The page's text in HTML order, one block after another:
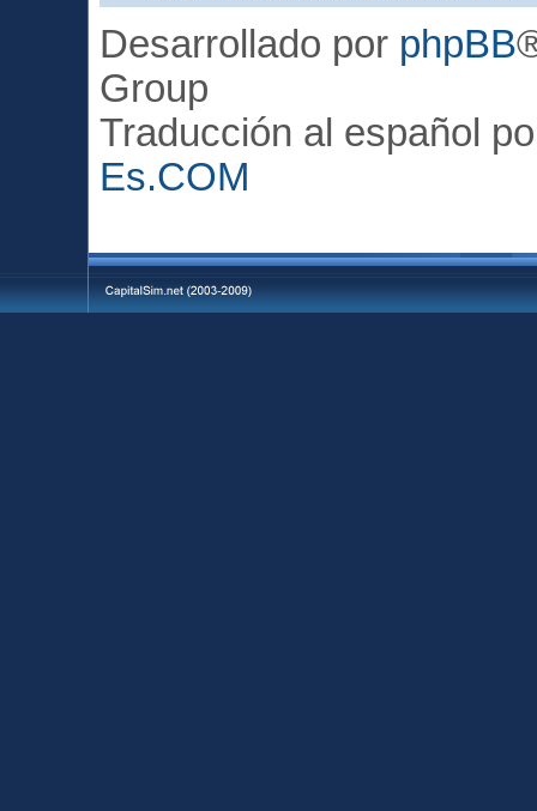
Desarrollado por phpBB
Group
Traducción al español
Es.COM